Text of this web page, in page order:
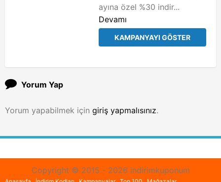
ayına özel %30 indir...
Devamı
KAMPANYAYI GÖSTER
Yorum Yap
Yorum yapabilmek için giriş yapmalısınız.
Copyright © 2015 - 2026 indirimkuponum